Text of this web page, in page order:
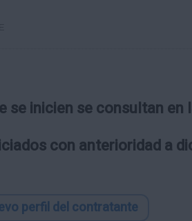
se inicien se consultan
con anterioridad a
perfil del contratante